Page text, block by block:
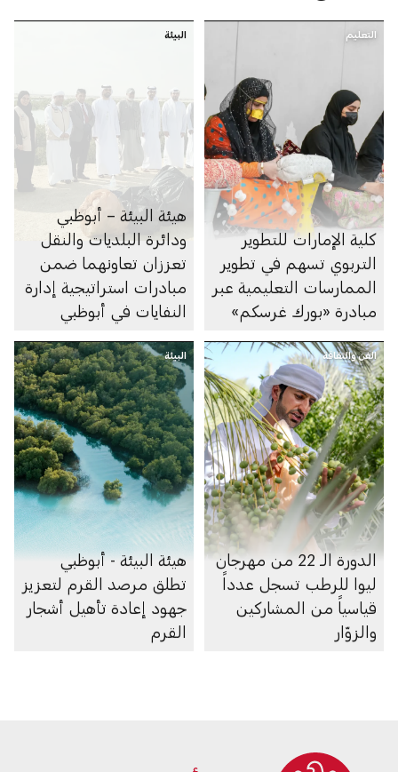
التعليم
كلية الإمارات للتطوير
التربوي تسهم في تطوير
الممارسات التعليمية عبر
مبادرة «بورك غرسكم»
البيئة
هيئة البيئة – أبوظبي
ودائرة البلديات والنقل
تعززان تعاونهما ضمن
مبادرات استراتيجية إدارة
النفايات في أبوظبي
الفن والثقافة
الدورة الـ 22 من مهرجان
ليوا للرطب تسجل عدداً
قياسياً من المشاركين
والزوّار
البيئة
هيئة البيئة - أبوظبي
تطلق مرصد القرم لتعزيز
جهود إعادة تأهيل أشجار
القرم